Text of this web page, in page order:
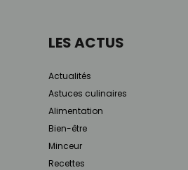
LES ACTUS
Actualités
Astuces culinaires
Alimentation
Bien-être
Minceur
Recettes